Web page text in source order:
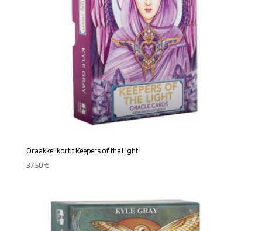
Oraakkelikortit Keepers of the Light
37,50€